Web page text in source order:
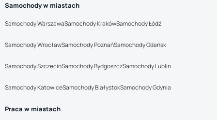
Samochody w miastach
Samochody WarszawaSamochody KrakówSamochody Łódź
Samochody WrocławSamochody PoznańSamochody Gdańsk
Samochody SzczecinSamochody BydgoszczSamochody Lublin
Samochody KatowiceSamochody BiałystokSamochody Gdynia
Praca w miastach